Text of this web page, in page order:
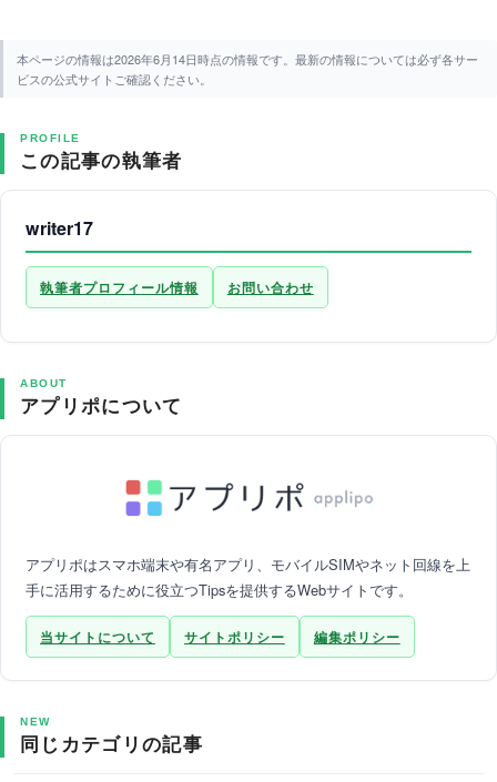
本ページの情報は2026年6月14日時点の情報です。最新の情報については必ず各サー
ビスの公式サイトご確認ください。
PROFILE
この記事の執筆者
writer17
執筆者プロフィール情報 お問い合わせ
ABOUT
アプリポについて
アプリポはスマホ端末や有名アプリ、モバイルSIMやネット回線を上
手に活用するために役立つTipsを提供するWebサイトです。
当サイトについて サイトポリシー 編集ポリシー
NEW
同じカテゴリの記事